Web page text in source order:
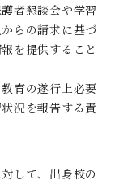
者懇談会や学習
らの請求に基づ
を提供すること
育の遂行上必要
況を報告する責
して、出身校の